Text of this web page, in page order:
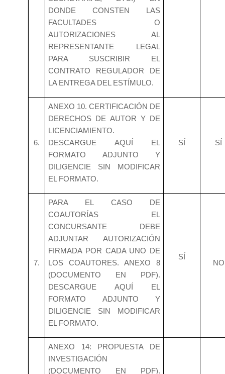
DONDE CONSTEN LAS
FACULTADES O
AUTORIZACIONES AL
REPRESENTANTE LEGAL
PARA SUSCRIBIR EL
CONTRATO REGULADOR DE
LA ENTREGA DEL ESTÍMULO.
6.
ANEXO 10. CERTIFICACIÓN DE
DERECHOS DE AUTOR Y DE
LICENCIAMIENTO.
DESCARGUE AQUÍ EL
FORMATO ADJUNTO Y
DILIGENCIE SIN MODIFICAR
EL FORMATO.
SÍ SÍ
7.
PARA EL CASO DE
COAUTORÍAS EL
CONCURSANTE DEBE
ADJUNTAR AUTORIZACIÓN
FIRMADA POR CADA UNO DE
LOS COAUTORES. ANEXO 8
(DOCUMENTO EN PDF).
DESCARGUE AQUÍ EL
FORMATO ADJUNTO Y
DILIGENCIE SIN MODIFICAR
EL FORMATO.
SÍ
NO
ANEXO 14: PROPUESTA DE
INVESTIGACIÓN
(DOCUMENTO EN PDF).